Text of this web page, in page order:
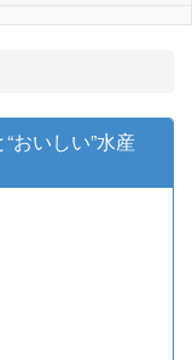
おいしい”水産